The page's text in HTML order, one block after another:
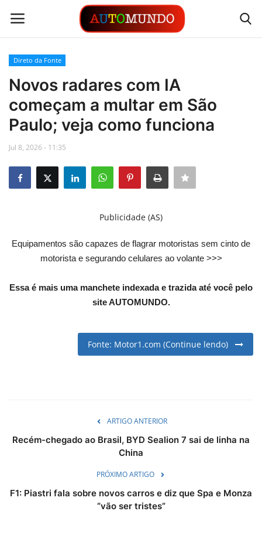
Login
Contato
Links
Busca Direta
Direto da Fonte
Novos radares com IA
começam a multar em São
Paulo; veja como funciona
Jul 8, 2026 - 11:35
Publicidade (AS)
Equipamentos são capazes de flagrar motoristas sem cinto de
motorista e segurando celulares ao volante >>>
Essa é mais uma manchete indexada e trazida até você pelo
site AUTOMUNDO.
Fonte: Motor1.com (Continue lendo)
ARTIGO ANTERIOR
Recém-chegado ao Brasil, BYD Sealion 7 sai de linha na
China
PRÓXIMO ARTIGO
F1: Piastri fala sobre novos carros e diz que Spa e Monza
“vão ser tristes”